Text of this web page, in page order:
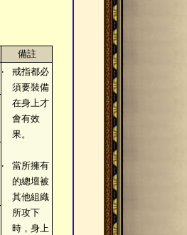
備註
‧
戒指都必
須要裝備
在身上才
會有效
果。
‧
當所擁有
的總壇被
其他組織
所攻下
時，身上